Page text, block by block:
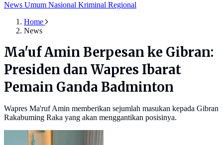
News Umum Nasional Kriminal Regional
Home
News
Ma'uf Amin Berpesan ke Gibran:
Presiden dan Wapres Ibarat
Pemain Ganda Badminton
Wapres Ma'ruf Amin memberikan sejumlah masukan kepada Gibran
Rakabuming Raka yang akan menggantikan posisinya.